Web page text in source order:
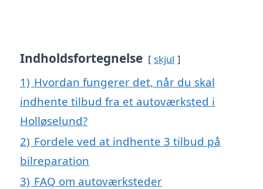
Indholdsfortegnelse skjul
1) Hvordan fungerer det, når du skal
indhente tilbud fra et autoværksted i
Holløselund?
2) Fordele ved at indhente 3 tilbud på
bilreparation
3) FAQ om autoværksteder